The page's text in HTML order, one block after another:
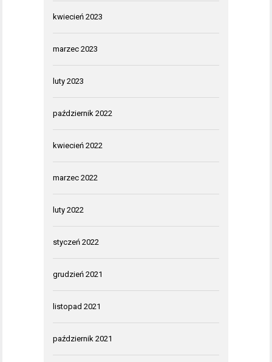
kwiecień 2023
marzec 2023
luty 2023
październik 2022
kwiecień 2022
marzec 2022
luty 2022
styczeń 2022
grudzień 2021
listopad 2021
październik 2021